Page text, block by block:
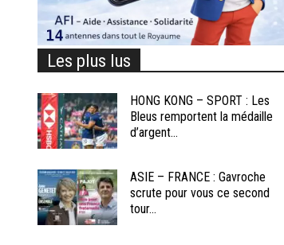
Les plus lus
HONG KONG – SPORT : Les
Bleus remportent la médaille
d’argent...
ASIE – FRANCE : Gavroche
scrute pour vous ce second
tour...